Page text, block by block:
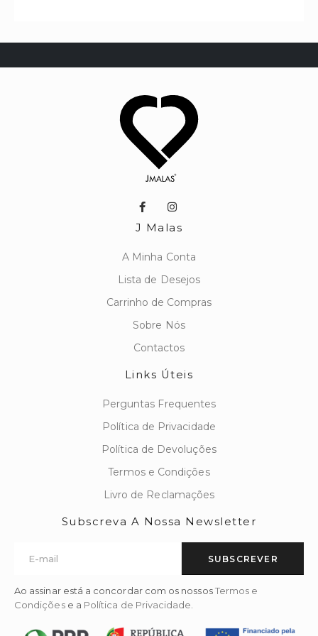
J Malas
A Minha Conta
Lista de Desejos
Carrinho de Compras
Sobre Nós
Contactos
Links Úteis
Perguntas Frequentes
Política de Privacidade
Política de Devoluções
Termos e Condições
Livro de Reclamações
Subscreva A Nossa Newsletter
SUBSCREVER
Ao assinar está a concordar com os nossosTermos e
Condiçõese a Política de Privacidade